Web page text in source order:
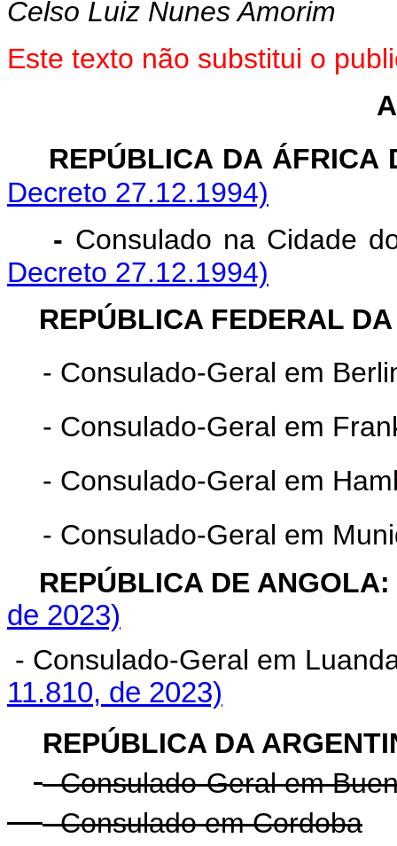
Celso Luiz Nunes Amorim
Este texto não substitui o
REPÚBLICA DA
Decreto 27.12.1994)
- Consulado na Cidade
Decreto 27.12.1994)
REPÚBLICA FEDERAL
- Consulado-Geral em
- Consulado-Geral em
- Consulado-Geral em
- Consulado-Geral em
REPÚBLICA DE
de 2023)
- Consulado-Geral em
11.810, de 2023)
REPÚBLICA DA
- Consulado-Geral em
- Consulado em Cordoba